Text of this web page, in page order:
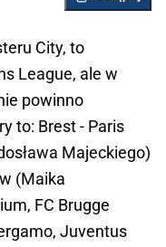
City, to
League, ale w
powinno
to: Brest - Paris
Majeckiego)
(Maika
FC Brugge
Juventus